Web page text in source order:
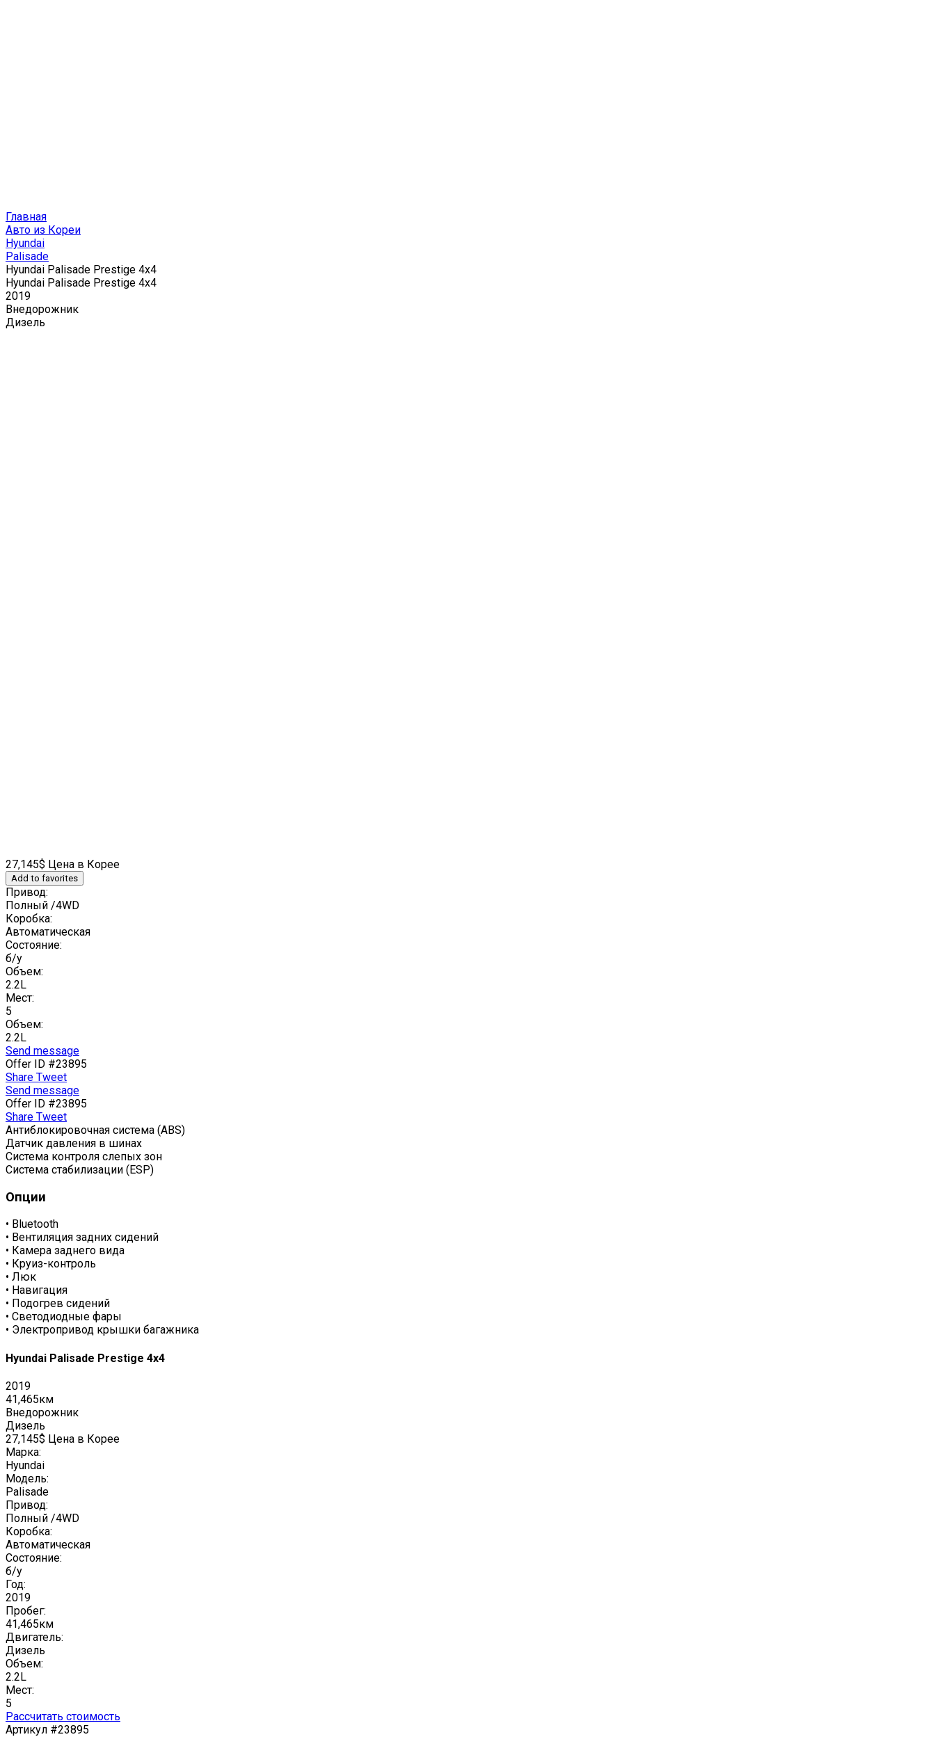
Главная
Авто из Кореи
Hyundai
Palisade
Hyundai Palisade Prestige 4x4
Hyundai Palisade Prestige 4x4
2019
Внедорожник
Дизель
27,145$ Цена в Корее
Add to favorites
Привод:
Полный /4WD
Коробка:
Автоматическая
Состояние:
б/у
Объем:
2.2L
Мест:
5
Объем:
2.2L
Send message
Offer ID #23895
Share Tweet
Send message
Offer ID #23895
Share Tweet
Антиблокировочная система (ABS)
Датчик давления в шинах
Система контроля слепых зон
Система стабилизации (ESP)
Опции
• Bluetooth
• Вентиляция задних сидений
• Камера заднего вида
• Круиз-контроль
• Люк
• Навигация
• Подогрев сидений
• Светодиодные фары
• Электропривод крышки багажника
Hyundai Palisade Prestige 4x4
2019
41,465км
Внедорожник
Дизель
27,145$ Цена в Корее
Марка:
Hyundai
Модель:
Palisade
Привод:
Полный /4WD
Коробка:
Автоматическая
Состояние:
б/у
Год:
2019
Пробег:
41,465км
Двигатель:
Дизель
Объем:
2.2L
Мест:
5
Рассчитать стоимость
Артикул #23895